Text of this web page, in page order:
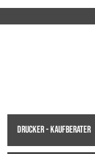
DRUCKER - KAUFBERATER